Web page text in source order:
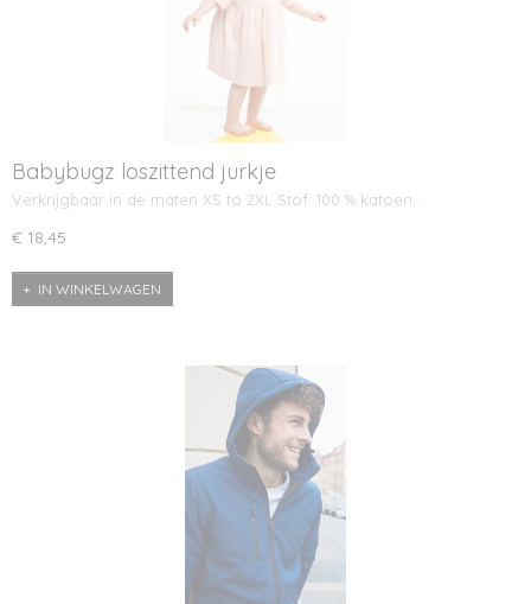
Babybugz loszittend jurkje
Verkrijgbaar in de maten XS to 2XL Stof: 100 % katoen…
€ 18,45
IN WINKELWAGEN